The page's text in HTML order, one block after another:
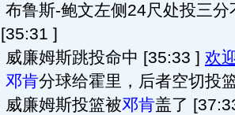
布鲁斯-鲍文左侧24尺处投三分
]
威廉姆斯跳投命中 [35:33 ] 欢
邓肯分球给霍里，后者空切投
廉姆斯投篮被邓肯盖了